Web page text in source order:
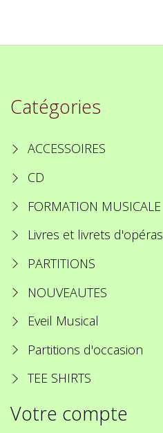
Catégories
ACCESSOIRES
CD
FORMATION MUSICALE
Livres et livrets d'opéras
PARTITIONS
NOUVEAUTES
Eveil Musical
Partitions d'occasion
TEE SHIRTS
Votre compte